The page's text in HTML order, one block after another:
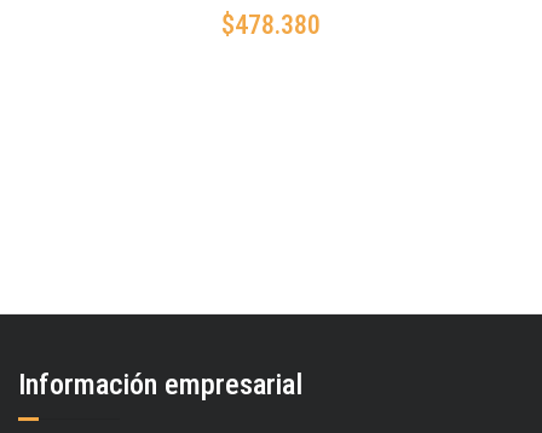
$478.380
Información empresarial